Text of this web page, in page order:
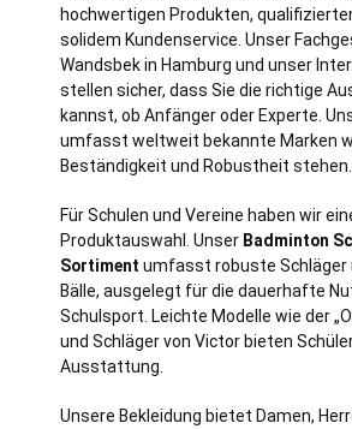
hochwertigen Produkten,
solidem Kundenservice. Unser
Wandsbek in Hamburg und unser
stellen sicher, dass Sie die richtige
kannst, ob Anfänger oder Experte.
umfasst weltweit bekannte Marken
Beständigkeit und Robustheit stehen.
Für Schulen und Vereine haben wir
Produktauswahl. Unser Badminton
Sortiment umfasst robuste Schläger
Bälle, ausgelegt für die dauerhafte
Schulsport. Leichte Modelle wie der
und Schläger von Victor bieten
Ausstattung.
Unsere Bekleidung bietet Damen,